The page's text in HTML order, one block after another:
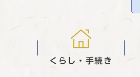
くらし・手続き